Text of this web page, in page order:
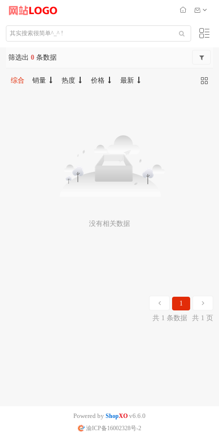
筛选出 0 条数据
综合 销量 热度 价格 最新
没有相关数据
1
共 1 条数据
共 1 页
Powered by ShopXO v6.6.0
渝ICP备16002328号-2